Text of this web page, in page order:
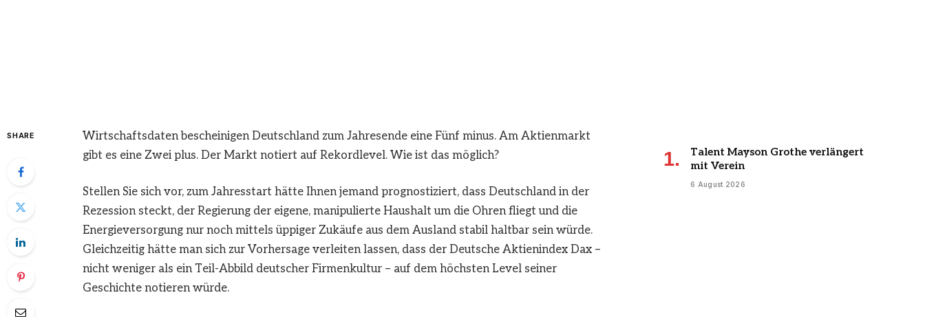
SHARE
Wirtschaftsdaten bescheinigen Deutschland zum Jahresende eine Fünf minus. Am Aktienmarkt
gibt es eine Zwei plus. Der Markt notiert auf Rekordlevel. Wie ist das möglich?
Stellen Sie sich vor, zum Jahresstart hätte Ihnen jemand prognostiziert, dass Deutschland in der
Rezession steckt, der Regierung der eigene, manipulierte Haushalt um die Ohren fliegt und die
Energieversorgung nur noch mittels üppiger Zukäufe aus dem Ausland stabil haltbar sein würde.
Gleichzeitig hätte man sich zur Vorhersage verleiten lassen, dass der Deutsche Aktienindex Dax –
nicht weniger als ein Teil-Abbild deutscher Firmenkultur – auf dem höchsten Level seiner
Geschichte notieren würde.
Talent Mayson Grothe verlängert
mit Verein
6 August 2026